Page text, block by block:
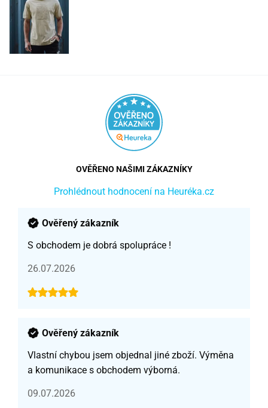
OVĚŘENO NAŠIMI ZÁKAZNÍKY
Prohlédnout hodnocení na Heuréka.cz
Ověřený zákazník
S obchodem je dobrá spolupráce !
26.07.2026
Ověřený zákazník
Vlastní chybou jsem objednal jiné zboží. Výměna
a komunikace s obchodem výborná.
09.07.2026